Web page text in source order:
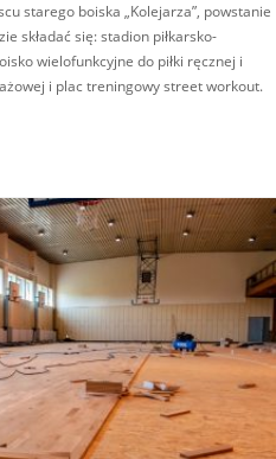
starego boiska „Kolejarza”, powstanie
składać się: stadion piłkarsko-
wielofunkcyjne do piłki ręcznej i
i plac treningowy street workout.